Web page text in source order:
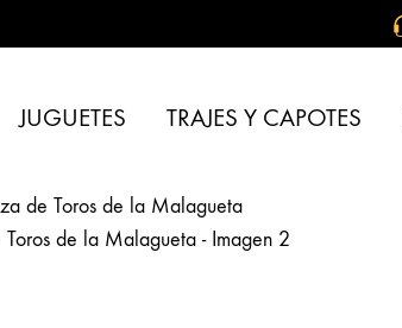
JUGUETES TRAJES Y CAPOTES